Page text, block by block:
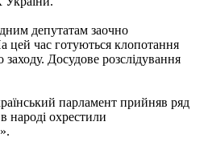
депутатам заочно
цей час готуються клопотання
Досудове розслідування
парламент прийняв ряд
народі охрестили